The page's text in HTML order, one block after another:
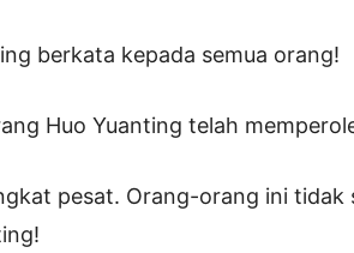
berkata kepada semua orang!
Huo Yuanting telah
pesat. Orang-orang ini